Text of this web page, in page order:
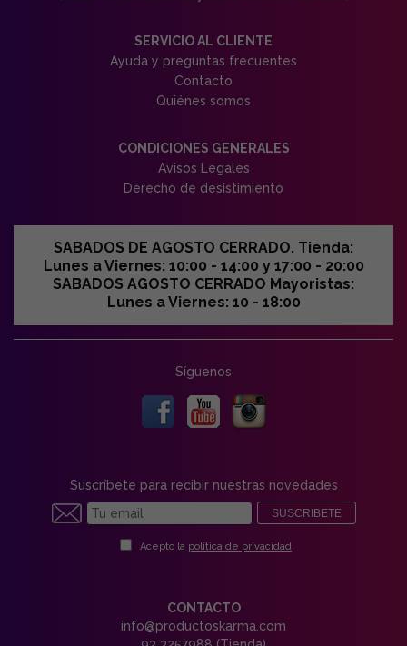
SERVICIO AL CLIENTE
Ayuda y preguntas frecuentes
Contacto
Quiénes somos
CONDICIONES GENERALES
Avisos Legales
Derecho de desistimiento
SABADOS DE AGOSTO CERRADO. Tienda:
Lunes a Viernes: 10:00 - 14:00 y 17:00 - 20:00
SABADOS AGOSTO CERRADO Mayoristas:
Lunes a Viernes: 10 - 18:00
Síguenos
Suscríbete para recibir nuestras novedades
SUSCRIBETE
Acepto la política de privacidad
CONTACTO
info@productoskarma.com